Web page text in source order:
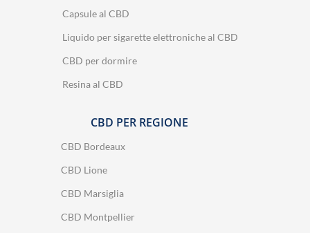
Capsule al CBD
Liquido per sigarette elettroniche al CBD
CBD per dormire
Resina al CBD
CBD PER REGIONE
CBD Bordeaux
CBD Lione
CBD Marsiglia
CBD Montpellier